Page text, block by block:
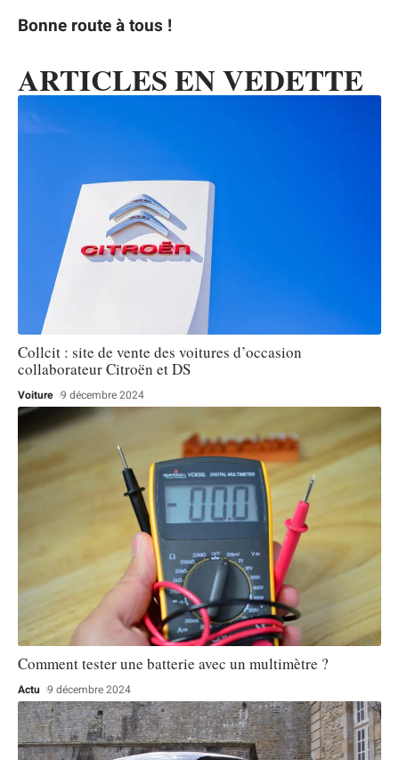
Bonne route à tous !
ARTICLES EN VEDETTE
Collcit : site de vente des voitures d’occasion
collaborateur Citroën et DS
Voiture 9 décembre 2024
Comment tester une batterie avec un multimètre ?
Actu 9 décembre 2024